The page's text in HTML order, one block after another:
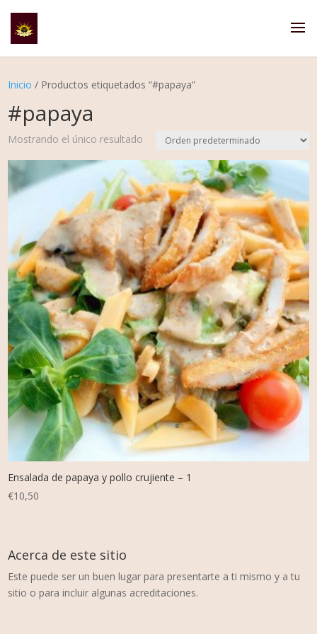
Inicio / Productos etiquetados “#papaya”
#papaya
Mostrando el único resultado
Ensalada de papaya y pollo crujiente – 1
€10,50
Acerca de este sitio
Este puede ser un buen lugar para presentarte a ti mismo y a tu
sitio o para incluir algunas acreditaciones.